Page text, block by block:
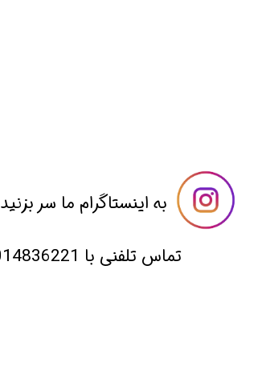
​​به اینستاگرام ما سر بزنید​​​​​​​
​تماس تلفنی با 09014836221 از ساعت 12 تا 15 روزهای غیر تعطیل